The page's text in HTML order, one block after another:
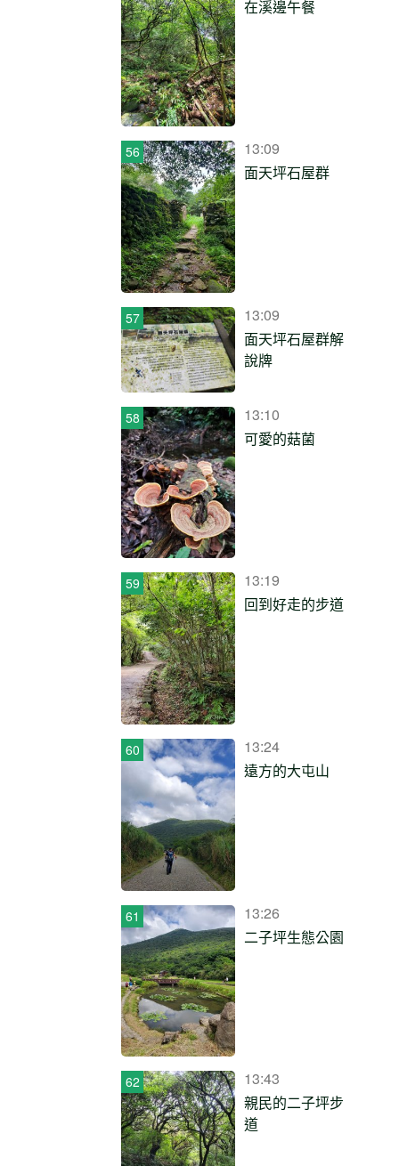
在溪邊午餐
13:09
面天坪石屋群
13:09
面天坪石屋群解
說牌
13:10
可愛的菇菌
13:19
回到好走的步道
13:24
遠方的大屯山
13:26
二子坪生態公園
13:43
親民的二子坪步
道